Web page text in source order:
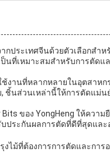
ากประเทศจีนด้วยตัวเลือกสํ
ป็นที่เหมาะสมสําหรับการตัด
ช้งานที่หลากหลายในอุตสาห
ชิ้นส่วนเหล่านี้ให้การตัดแม่น
ของ YongHeng ให้ควา
ประกันผลการตัดที่ดีที่สุดและ
งไม้ที่ต้องการการตัดและการ